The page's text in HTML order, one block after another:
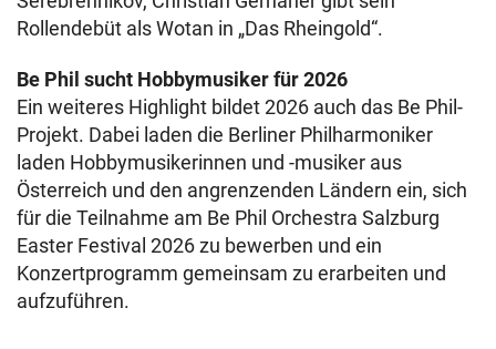
Rollendebüt als Wotan in „Das Rheingold“.
Be Phil sucht Hobbymusiker für 2026
Ein weiteres Highlight bildet 2026 auch das Be Phil-
Projekt. Dabei laden die Berliner Philharmoniker
laden Hobbymusikerinnen und -musiker aus
Österreich und den angrenzenden Ländern ein, sich
für die Teilnahme am Be Phil Orchestra Salzburg
Easter Festival 2026 zu bewerben und ein
Konzertprogramm gemeinsam zu erarbeiten und
aufzuführen.